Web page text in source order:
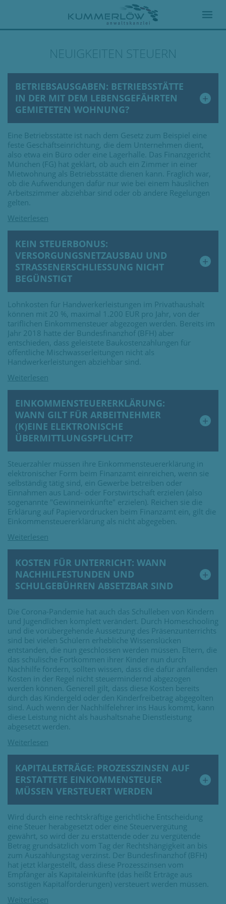
NEUIGKEITEN STEUERN
BETRIEBSAUSGABEN: BETRIEBSSTÄTTE
IN DER MIT DEM LEBENSGEFÄHRTEN
GEMIETETEN WOHNUNG?
Eine Betriebsstätte ist nach dem Gesetz zum Beispiel eine
feste Geschäftseinrichtung, die dem Unternehmen dient,
also etwa ein Büro oder eine Lagerhalle. Das Finanzgericht
München (FG) hat geklärt, ob auch ein Zimmer in einer
Mietwohnung als Betriebsstätte dienen kann. Fraglich war,
ob die Aufwendungen dafür nur wie bei einem häuslichen
Arbeitszimmer abziehbar sind oder ob andere Regelungen
gelten.
KEIN STEUERBONUS:
VERSORGUNGSNETZAUSBAU UND
STRASSENERSCHLIESSUNG NICHT BE
GÜNSTIGT
Lohnkosten für Handwerkerleistungen im Privathaushalt
können mit 20 %, maximal 1.200 EUR pro Jahr, von der
tariflichen Einkommensteuer abgezogen werden. Bereits im
Jahr 2018 hatte der Bundesfinanzhof (BFH) aber
entschieden, dass geleistete Baukostenzahlungen für
öffentliche Mischwasserleitungen nicht als
Handwerkerleistungen abziehbar sind.
EINKOMMENSTEUERERKLÄRUNG:
WANN GILT FÜR ARBEITNEHMER
(K)EINE ELEKTRONISCHE
ÜBERMITTLUNGSPFLICHT?
Steuerzahler müssen ihre Einkommensteuererklärung in
elektronischer Form beim Finanzamt einreichen, wenn sie
selbständig tätig sind, ein Gewerbe betreiben oder
Einnahmen aus Land- oder Forstwirtschaft erzielen (also
sogenannte "Gewinneinkünfte" erzielen). Reichen sie die
Erklärung auf Papiervordrucken beim Finanzamt ein, gilt die
Einkommensteuererklärung als nicht abgegeben.
KOSTEN FÜR UNTERRICHT: WANN
NACHHILFESTUNDEN UND
SCHULGEBÜHREN ABSETZBAR SIND
Die Corona-Pandemie hat auch das Schulleben von Kindern
und Jugendlichen komplett verändert. Durch Homeschooling
und die vorübergehende Aussetzung des Präsenzunterrichts
sind bei vielen Schülern erhebliche Wissenslücken
entstanden, die nun geschlossen werden müssen. Eltern, die
das schulische Fortkommen ihrer Kinder nun durch
Nachhilfe fördern, sollten wissen, dass die dafür anfallenden
Kosten in der Regel nicht steuermindernd abgezogen
werden können. Generell gilt, dass diese Kosten bereits
durch das Kindergeld oder den Kinderfreibetrag abgegolten
sind. Auch wenn der Nachhilfelehrer ins Haus kommt, kann
diese Leistung nicht als haushaltsnahe Dienstleistung
abgesetzt werden.
KAPITALERTRÄGE: PROZESSZINSEN AUF
ERSTATTETE EINKOMMENSTEUER
MÜSSEN VERSTEUERT WERDEN
Wird durch eine rechtskräftige gerichtliche Entscheidung
eine Steuer herabgesetzt oder eine Steuervergütung
gewährt, so wird der zu erstattende oder zu vergütende
Betrag grundsätzlich vom Tag der Rechtshängigkeit an bis
zum Auszahlungstag verzinst. Der Bundesfinanzhof (BFH)
hat jetzt klargestellt, dass diese Prozesszinsen vom
Empfänger als Kapitaleinkünfte (das heißt Erträge aus
sonstigen Kapitalforderungen) versteuert werden müssen.